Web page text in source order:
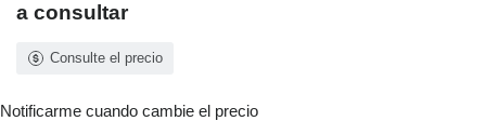
a consultar
Consulte el precio
Notificarme cuando cambie el precio